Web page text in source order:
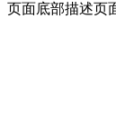
页面底部描述页